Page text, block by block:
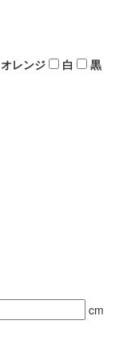
オレンジ 白
黒
cm